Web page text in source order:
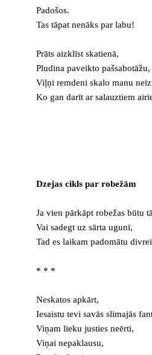
Padošos.
Tas tāpat nenāks par labu!
Prāts aizklīst skatienā,
Pludina paveikto pašsabotāžu,
Viļņi remdeni skalo manu
Ko gan darīt ar salauztiem
Dzejas cikls par robežām
Ja vien pārkāpt robežas būtu
Vai sadegt uz sārta ugunī,
Tad es laikam padomātu
* * *
Neskatos apkārt,
Iesaistu tevi savās slimajās
Viņam lieku justies neērti,
Viņai nepaklausu,